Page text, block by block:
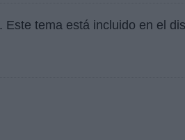
. Este tema está incluido en el